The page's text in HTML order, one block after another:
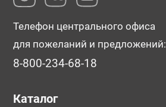
Телефон центрального офиса
для пожеланий и предложений:
8-800-234-68-18
Каталог